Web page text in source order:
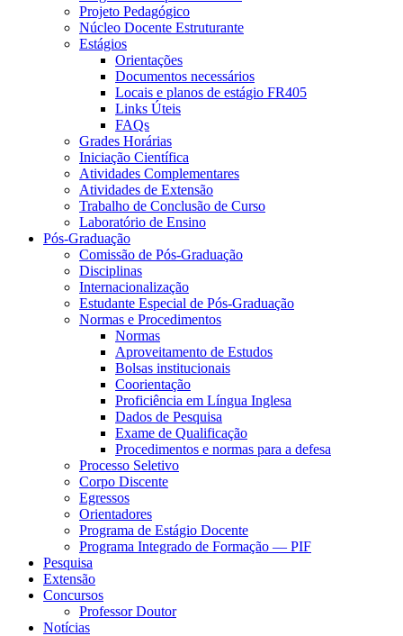
Projeto Pedagógico
Núcleo Docente Estruturante
Estágios
Orientações
Documentos necessários
Locais e planos de estágio FR405
Links Úteis
FAQs
Grades Horárias
Iniciação Científica
Atividades Complementares
Atividades de Extensão
Trabalho de Conclusão de Curso
Laboratório de Ensino
Pós-Graduação
Comissão de Pós-Graduação
Disciplinas
Internacionalização
Estudante Especial de Pós-Graduação
Normas e Procedimentos
Normas
Aproveitamento de Estudos
Bolsas institucionais
Coorientação
Proficiência em Língua Inglesa
Dados de Pesquisa
Exame de Qualificação
Procedimentos e normas para a defesa
Processo Seletivo
Corpo Discente
Egressos
Orientadores
Programa de Estágio Docente
Programa Integrado de Formação — PIF
Pesquisa
Extensão
Concursos
Professor Doutor
Notícias